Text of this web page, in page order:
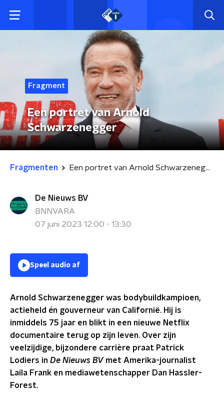
Fragment
Een portret van Arnold
Schwarzenegger
Fragmenten Een portret van Arnold Schwarzenegger
De Nieuws BV
BNNVARA
07 juni 2023 12:00 - 13:30
Speel audio af
Arnold Schwarzenegger was bodybuildkampioen,
actieheld én gouverneur van Californië. Hij is
inmiddels 75 jaar en blikt in een nieuwe Netflix
documentaire terug op zijn leven. Over zijn
veelzijdige, bijzondere carrière praat Patrick
Lodiers in De Nieuws BV met Amerika-journalist
Laila Frank en mediawetenschapper Dan Hassler-
Forest.